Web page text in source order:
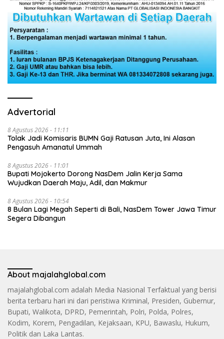
Advertorial
8 Agustus 2026 - 11:11
Tolak Jadi Komisaris BUMN Gaji Ratusan Juta, Ini Alasan
Pengasuh Amanatul Ummah
8 Agustus 2026 - 11:01
Bupati Mojokerto Dorong NasDem Jalin Kerja Sama
Wujudkan Daerah Maju, Adil, dan Makmur
8 Agustus 2026 - 10:54
8 Bulan Lagi Megah Seperti di Bali, NasDem Tower Jawa Timur
Segera Dibangun
About majalahglobal.com
majalahglobal.com adalah Media Nasional Terfaktual yang berisi
berita terbaru hari ini dari peristiwa Kriminal, Presiden, Gubernur,
Bupati, Walikota, DPRD, Pemerintah, Polri, Polda, Polres,
Kodim, Korem, Pengadilan, Kejaksaan, KPU, Bawaslu, Hukum,
Politik dan Laka Lantas.